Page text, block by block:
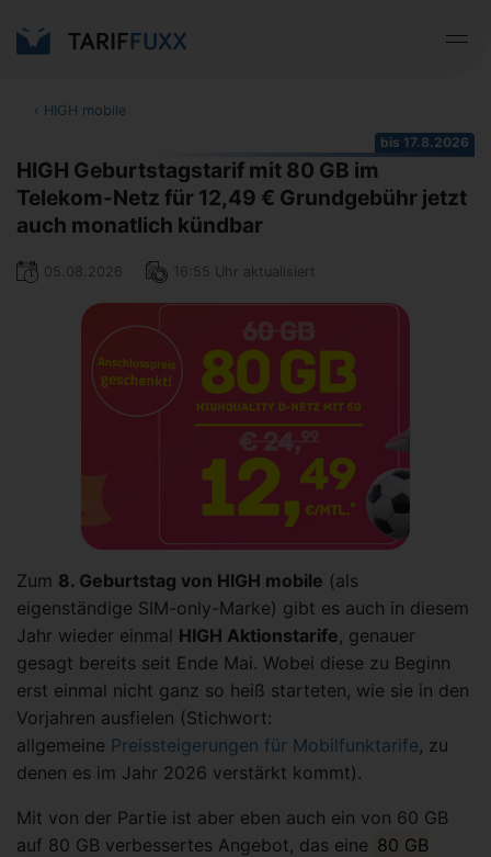
‹ HIGH mobile
bis 17.8.2026
HIGH Geburtstagstarif mit 80 GB im
Telekom-Netz für 12,49 € Grundgebühr jetzt
auch monatlich kündbar
05.08.2026 16:55 Uhr aktualisiert
Zum 8. Geburtstag von HIGH mobile (als
eigenständige SIM-only-Marke) gibt es auch in diesem
Jahr wieder einmal HIGH Aktionstarife, genauer
gesagt bereits seit Ende Mai. Wobei diese zu Beginn
erst einmal nicht ganz so heiß starteten, wie sie in den
Vorjahren ausfielen (Stichwort:
allgemeine Preissteigerungen für Mobilfunktarife, zu
denen es im Jahr 2026 verstärkt kommt).
Mit von der Partie ist aber eben auch ein von 60 GB
auf 80 GB verbessertes Angebot, das eine 80 GB